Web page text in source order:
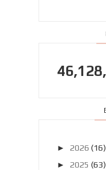
► 2026 (16)
► 2025 (63)